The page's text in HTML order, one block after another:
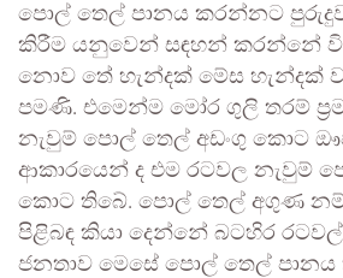
පොල් තෙල් පානය කරන්නට
කිරීම යනුවෙන් සඳහන් කරන්නේ
නොව තේ හැන්දක් මේස හැන්දක්
පමණි. එමෙන්ම මෝර ගුලි තරම්
නැවුම් පොල් තෙල් අඩංගු කොට
ආකාරයෙන් ද එම රටවල නැවුම්
කොට තිබේ. පොල් තෙල් අගුණ
පිළිබඳ කියා දෙන්නේ බටහිර
ජනතාව මෙසේ පොල් තෙල්